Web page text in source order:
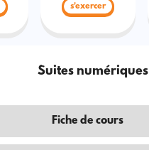
s'exercer
Suites numériques
Fiche de cours